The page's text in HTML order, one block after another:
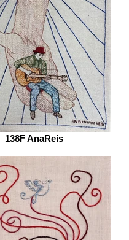
138F AnaReis